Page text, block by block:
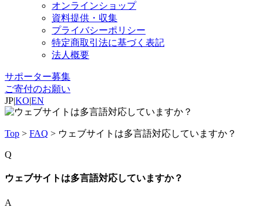
オンラインショップ
資料提供・収集
プライバシーポリシー
特定商取引法に基づく表記
法人概要
サポーター募集
ご寄付のお願い
JP|KO|EN
Top > FAQ > ウェブサイトは多言語対応していますか？
Q
ウェブサイトは多言語対応していますか？
A